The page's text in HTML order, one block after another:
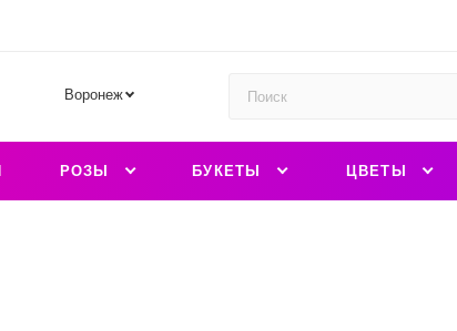
Воронеж
РОЗЫ БУКЕТЫ ЦВЕТЫ